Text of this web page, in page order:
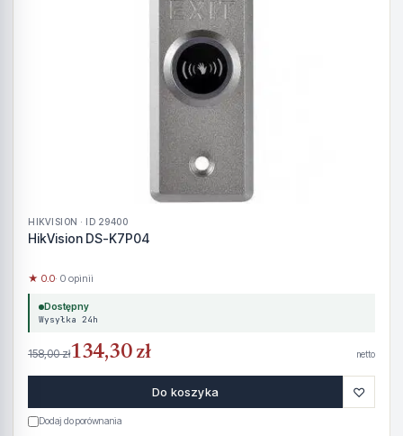
HIKVISION · ID 29400
HikVision DS-K7P04
★ 0.0· 0 opinii
Dostępny
Wysyłka 24h
158,00 zł134,30 zł netto
Do koszyka ♡
Dodaj do porównania